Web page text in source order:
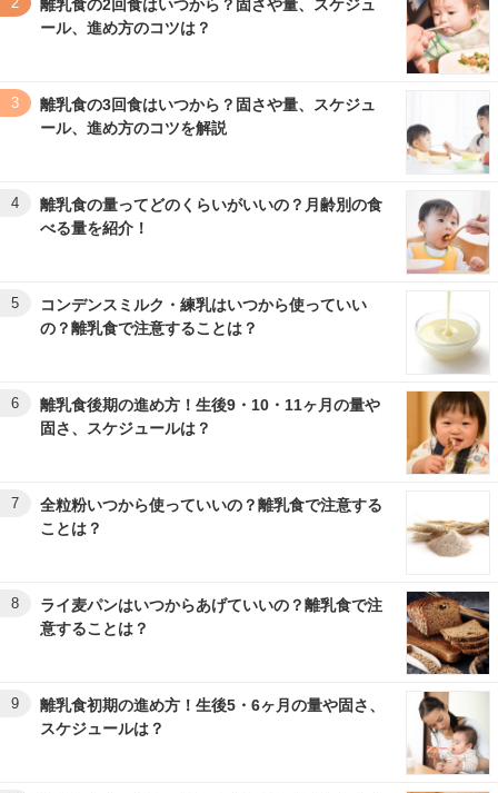
離乳食の2回食はいつから？固さや量、スケジュ
ール、進め方のコツは？
3
離乳食の3回食はいつから？固さや量、スケジュ
ール、進め方のコツを解説
4
離乳食の量ってどのくらいがいいの？月齢別の食
べる量を紹介！
5
コンデンスミルク・練乳はいつから使っていい
の？離乳食で注意することは？
6
離乳食後期の進め方！生後9・10・11ヶ月の量や
固さ、スケジュールは？
7
全粒粉いつから使っていいの？離乳食で注意する
ことは？
8
ライ麦パンはいつからあげていいの？離乳食で注
意することは？
9
離乳食初期の進め方！生後5・6ヶ月の量や固さ、
スケジュールは？